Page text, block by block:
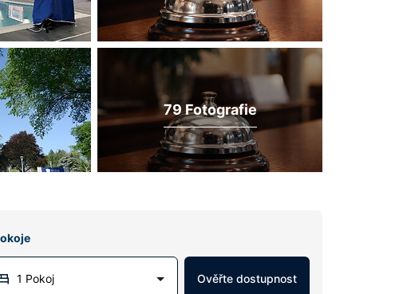
79 Fotografie
1 Pokoj Ověřte dostupnost